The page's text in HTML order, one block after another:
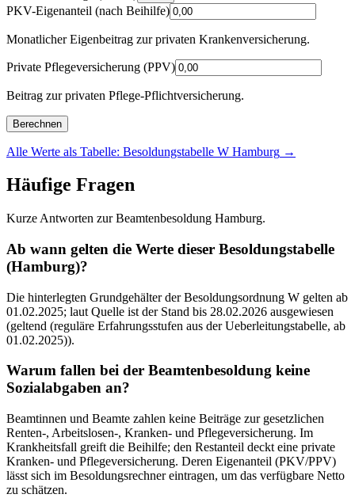
PKV-Eigenanteil (nach Beihilfe)
Monatlicher Eigenbeitrag zur privaten Krankenversicherung.
Private Pflegeversicherung (PPV)
Beitrag zur privaten Pflege-Pflichtversicherung.
Berechnen
Alle Werte als Tabelle: Besoldungstabelle W Hamburg →
Häufige Fragen
Kurze Antworten zur Beamtenbesoldung Hamburg.
Ab wann gelten die Werte dieser Besoldungstabelle
(Hamburg)?
Die hinterlegten Grundgehälter der Besoldungsordnung W gelten ab
01.02.2025; laut Quelle ist der Stand bis 28.02.2026 ausgewiesen
(geltend (reguläre Erfahrungsstufen aus der Ueberleitungstabelle, ab
01.02.2025)).
Warum fallen bei der Beamtenbesoldung keine
Sozialabgaben an?
Beamtinnen und Beamte zahlen keine Beiträge zur gesetzlichen
Renten-, Arbeitslosen-, Kranken- und Pflegeversicherung. Im
Krankheitsfall greift die Beihilfe; den Restanteil deckt eine private
Kranken- und Pflegeversicherung. Deren Eigenanteil (PKV/PPV)
lässt sich im Besoldungsrechner eintragen, um das verfügbare Netto
zu schätzen.